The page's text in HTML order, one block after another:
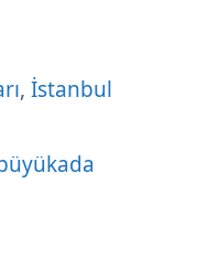
,İstanbul